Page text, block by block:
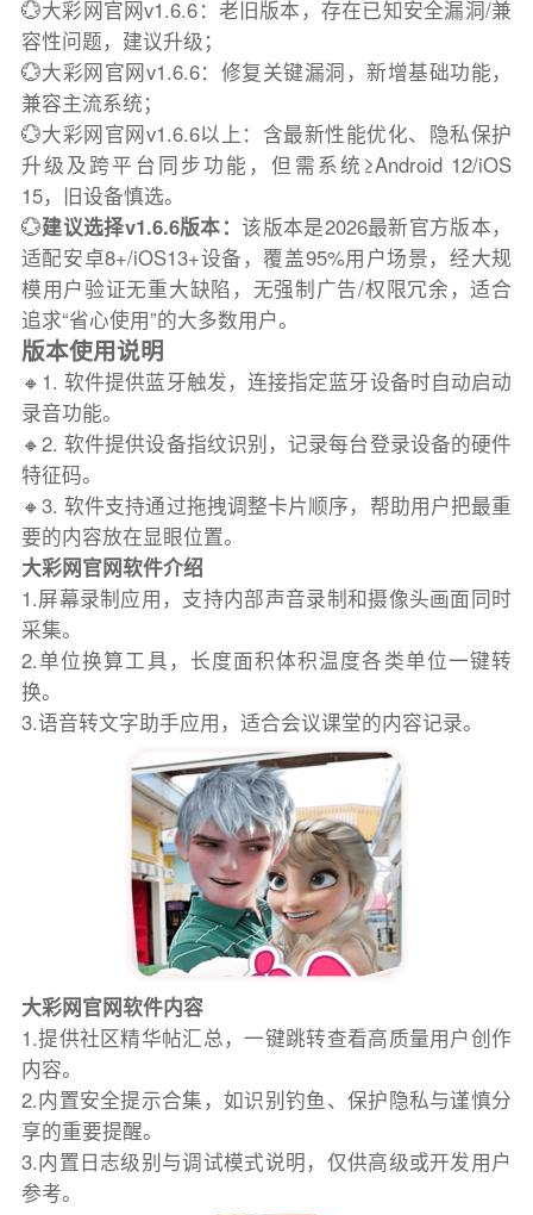
💮大彩网官网v1.6.6：老旧版本，存在已知安全漏洞/兼
容性问题，建议升级；
💮大彩网官网v1.6.6：修复关键漏洞，新增基础功能，
兼容主流系统；
💮大彩网官网v1.6.6以上：含最新性能优化、隐私保护
升级及跨平台同步功能，但需系统≥Android 12/iOS
15，旧设备慎选。
💮建议选择v1.6.6版本：该版本是2026最新官方版本，
适配安卓8+/iOS13+设备，覆盖95%用户场景，经大规
模用户验证无重大缺陷，无强制广告/权限冗余，适合
追求“省心使用”的大多数用户。
版本使用说明
🔸1. 软件提供蓝牙触发，连接指定蓝牙设备时自动启动
录音功能。
🔸2. 软件提供设备指纹识别，记录每台登录设备的硬件
特征码。
🔸3. 软件支持通过拖拽调整卡片顺序，帮助用户把最重
要的内容放在显眼位置。
大彩网官网软件介绍
1.屏幕录制应用，支持内部声音录制和摄像头画面同时
采集。
2.单位换算工具，长度面积体积温度各类单位一键转
换。
3.语音转文字助手应用，适合会议课堂的内容记录。
大彩网官网软件内容
1.提供社区精华帖汇总，一键跳转查看高质量用户创作
内容。
2.内置安全提示合集，如识别钓鱼、保护隐私与谨慎分
享的重要提醒。
3.内置日志级别与调试模式说明，仅供高级或开发用户
参考。